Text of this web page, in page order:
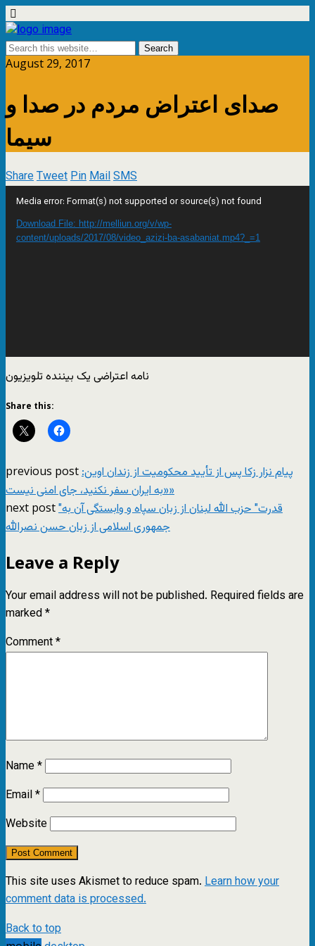
August 29, 2017
صدای اعتراض مردم در صدا و
سیما
ShareTweetPinMailSMS
Player
Media error: Format(s) not supported or source(s) not found
Download File: http://melliun.org/v/wp-
content/uploads/2017/08/video_azizi-ba-asabaniat.mp4?_=1
نامه اعتراضی یک بیننده تلویزیون
Share this:
previous postپیام نزار زکا پس از تأیید محکومیت از زندان اوین:
«به ایران سفر نکنید، جای امنی نیست»
next post"قدرت" حزب الله لبنان از زبان سپاه و وابستگی آن به
جمهوری اسلامی از زبان حسن نصرالله
Leave a Reply
Your email address will not be published. Required fields are
marked*
Comment*
Name*
Email*
Website
This site uses Akismet to reduce spam. Learn how your
comment data is processed.
Back to top